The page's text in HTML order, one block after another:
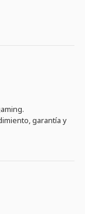
garantía y